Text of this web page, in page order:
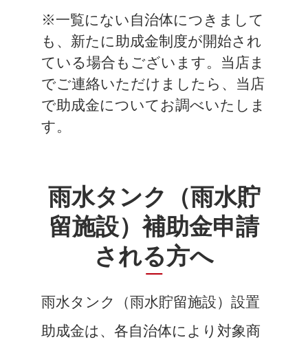
※一覧にない自治体につきまして
も、新たに助成金制度が開始され
ている場合もございます。当店ま
でご連絡いただけましたら、当店
で助成金についてお調べいたしま
す。
雨水タンク（雨水貯
留施設）補助金申請
される方へ
雨水タンク（雨水貯留施設）設置
助成金は、各自治体により対象商